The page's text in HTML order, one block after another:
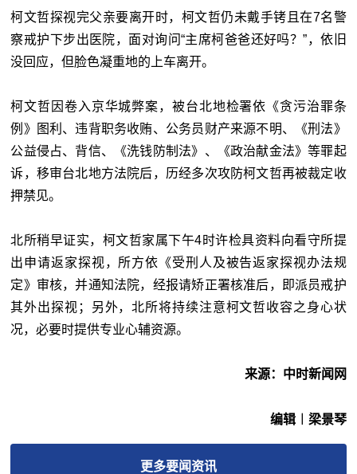
柯文哲探视完父亲要离开时，柯文哲仍未戴手铐且在7名警
察戒护下步出医院，面对询问“主席柯爸爸还好吗？”，依旧
没回应，但脸色凝重地的上车离开。
柯文哲因卷入京华城弊案，被台北地检署依《贪污治罪条
例》图利、违背职务收贿、公务员财产来源不明、《刑法》
公益侵占、背信、《洗钱防制法》、《政治献金法》等罪起
诉，移审台北地方法院后，历经多次攻防柯文哲再被裁定收
押禁见。
北所稍早证实，柯文哲家属下午4时许检具资料向看守所提
出申请返家探视，所方依《受刑人及被告返家探视办法规
定》审核，并通知法院，经报请矫正署核准后，即派员戒护
其外出探视；另外，北所将持续注意柯文哲收容之身心状
况，必要时提供专业心辅资源。
来源：中时新闻网
编辑︱梁景琴
更多要闻资讯